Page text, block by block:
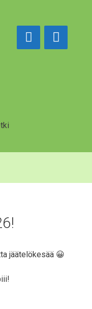
jäätelökesää 😀